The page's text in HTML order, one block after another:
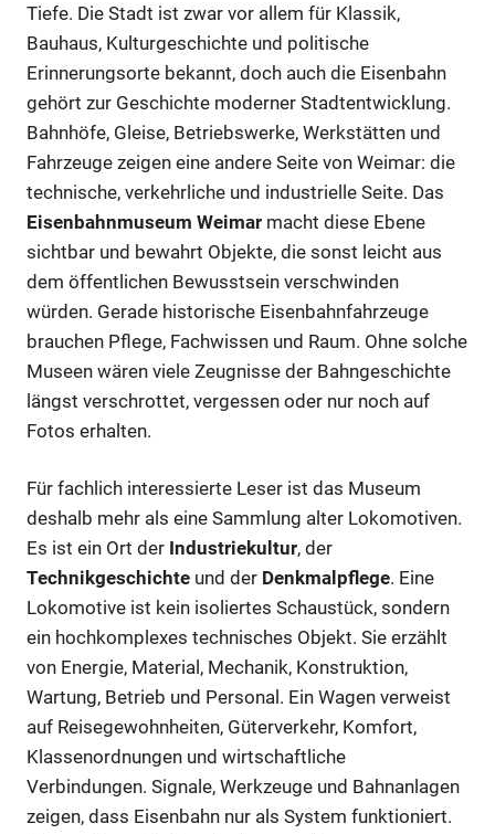
Tiefe. Die Stadt ist zwar vor allem für Klassik,
Bauhaus, Kulturgeschichte und politische
Erinnerungsorte bekannt, doch auch die Eisenbahn
gehört zur Geschichte moderner Stadtentwicklung.
Bahnhöfe, Gleise, Betriebswerke, Werkstätten und
Fahrzeuge zeigen eine andere Seite von Weimar: die
technische, verkehrliche und industrielle Seite. Das
Eisenbahnmuseum Weimar macht diese Ebene
sichtbar und bewahrt Objekte, die sonst leicht aus
dem öffentlichen Bewusstsein verschwinden
würden. Gerade historische Eisenbahnfahrzeuge
brauchen Pflege, Fachwissen und Raum. Ohne solche
Museen wären viele Zeugnisse der Bahngeschichte
längst verschrottet, vergessen oder nur noch auf
Fotos erhalten.
Für fachlich interessierte Leser ist das Museum
deshalb mehr als eine Sammlung alter Lokomotiven.
Es ist ein Ort der Industriekultur, der
Technikgeschichte und der Denkmalpflege. Eine
Lokomotive ist kein isoliertes Schaustück, sondern
ein hochkomplexes technisches Objekt. Sie erzählt
von Energie, Material, Mechanik, Konstruktion,
Wartung, Betrieb und Personal. Ein Wagen verweist
auf Reisegewohnheiten, Güterverkehr, Komfort,
Klassenordnungen und wirtschaftliche
Verbindungen. Signale, Werkzeuge und Bahnanlagen
zeigen, dass Eisenbahn nur als System funktioniert.